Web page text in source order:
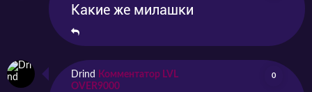
Какие же милашки
Drind
Комментатор LVL
OVER9000
0